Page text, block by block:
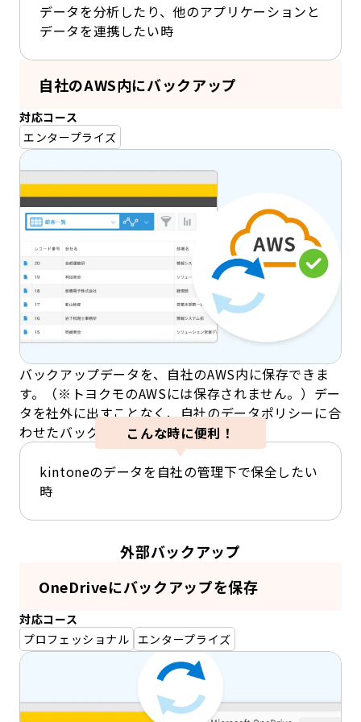
データを分析したり、他のアプリケーションと
データを連携したい時
自社のAWS内にバックアップ
対応コース
エンタープライズ
バックアップデータを、自社のAWS内に保存できま
す。（※トヨクモのAWSには保存されません。）デー
タを社外に出すことなく、自社のデータポリシーに合
わせたバックアップ管理が可能です。
こんな時に便利！
kintoneのデータを自社の管理下で保全したい
時
外部バックアップ
OneDriveにバックアップを保存
対応コース
プロフェッショナル エンタープライズ